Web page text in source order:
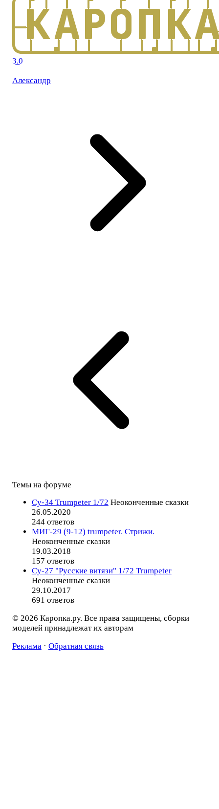
3.0
Александр
Темы на форуме
Су-34 Trumpeter 1/72 Неоконченные сказки
26.05.2020
244 ответов
МИГ-29 (9-12) trumpeter. Стрижи.
Неоконченные сказки
19.03.2018
157 ответов
Су-27 "Русские витязи" 1/72 Trumpeter
Неоконченные сказки
29.10.2017
691 ответов
© 2026 Каропка.ру. Все права защищены, сборки
моделей принадлежат их авторам
Реклама· Обратная связь